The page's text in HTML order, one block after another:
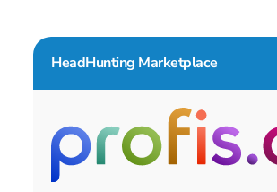
HeadHunting Marketplace